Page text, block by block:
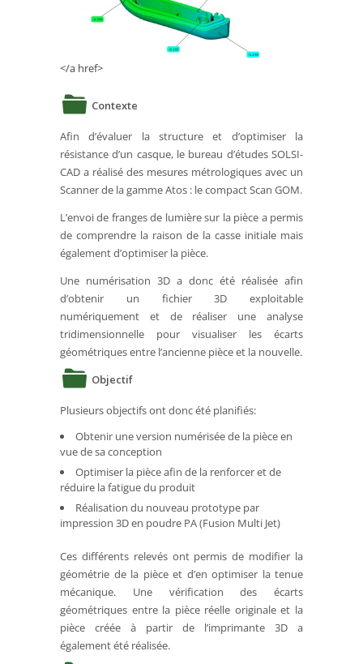
</a href>
Contexte
Afin d’évaluer la structure et d’optimiser la
résistance d’un casque, le bureau d’études SOLSI-
CAD a réalisé des mesures métrologiques avec un
Scanner de la gamme Atos : le compact Scan GOM.
L’envoi de franges de lumière sur la pièce a permis
de comprendre la raison de la casse initiale mais
également d’optimiser la pièce.
Une numérisation 3D a donc été réalisée afin
d’obtenir un fichier 3D exploitable
numériquement et de réaliser une analyse
tridimensionnelle pour visualiser les écarts
géométriques entre l’ancienne pièce et la nouvelle.
Objectif
Plusieurs objectifs ont donc été planifiés:
Obtenir une version numérisée de la pièce en
vue de sa conception
Optimiser la pièce afin de la renforcer et de
réduire la fatigue du produit
Réalisation du nouveau prototype par
impression 3D en poudre PA (Fusion Multi Jet)
Ces différents relevés ont permis de modifier la
géométrie de la pièce et d’en optimiser la tenue
mécanique. Une vérification des écarts
géométriques entre la pièce réelle originale et la
pièce créée à partir de l’imprimante 3D a
également été réalisée.